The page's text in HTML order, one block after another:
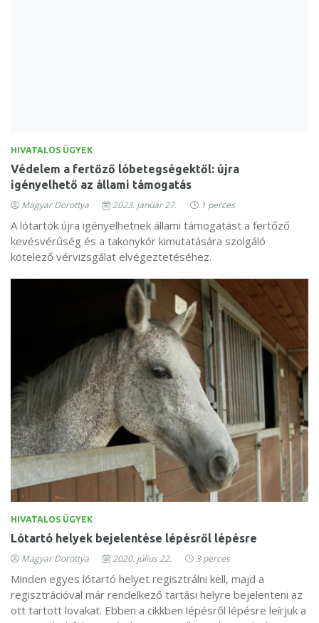
HIVATALOS ÜGYEK
Védelem a fertőző lóbetegségektől: újra
igényelhető az állami támogatás
Magyar Dorottya 2023. január 27. 1 perces
A lótartók újra igényelhetnek állami támogatást a fertőző
kevésvérűség és a takonykór kimutatására szolgáló
kötelező vérvizsgálat elvégeztetéséhez.
HIVATALOS ÜGYEK
Lótartó helyek bejelentése lépésről lépésre
Magyar Dorottya 2020. július 22. 3 perces
Minden egyes lótartó helyet regisztrálni kell, majd a
regisztrációval már rendelkező tartási helyre bejelenteni az
ott tartott lovakat. Ebben a cikkben lépésről lépésre leírjuk a